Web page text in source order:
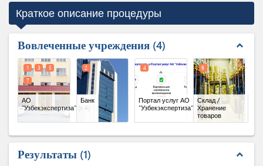
Краткое описание процедуры
Вовлеченные учреждения 4 expand_less
АО
"Узбекэкспертиза" (x 4)
1 3
5
7
Банк
2
Портал услуг АО
"Узбекэкспертиза"
4
Склад /
Хранение
товаров
6
Результаты 1 expand_less